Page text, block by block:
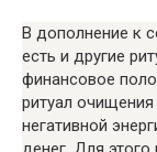
В дополнение к
есть и другие
финансовое
ритуал
негативной